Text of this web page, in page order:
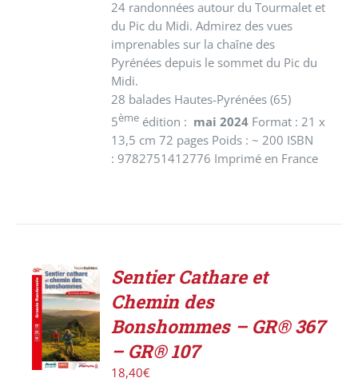
24 randonnées autour du Tourmalet et
du Pic du Midi. Admirez des vues
imprenables sur la chaîne des
Pyrénées depuis le sommet du Pic du
Midi.
28 balades Hautes-Pyrénées (65)
5ème édition : mai 2024 Format : 21 x
13,5 cm 72 pages Poids : ~ 200 ISBN
: 9782751412776 Imprimé en France
ACHETER
LE
PRODUIT
/
DÉTAILS
Sentier Cathare et
Chemin des
Bonshommes – GR® 367
– GR® 107
18,40€